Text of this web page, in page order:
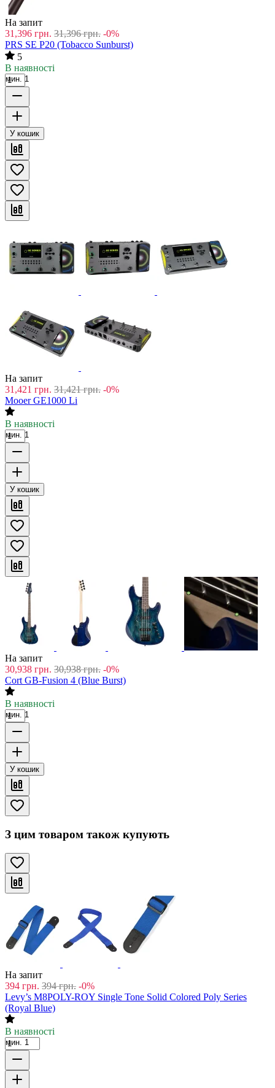
На запит
31,396 грн. 31,396 грн. -0%
PRS SE P20 (Tobacco Sunburst)
5
В наявності
мин. 1
У кошик
На запит
31,421 грн. 31,421 грн. -0%
Mooer GE1000 Li
В наявності
мин. 1
У кошик
На запит
30,938 грн. 30,938 грн. -0%
Cort GB-Fusion 4 (Blue Burst)
В наявності
мин. 1
У кошик
З цим товаром також купують
На запит
394 грн. 394 грн. -0%
Levy’s M8POLY-ROY Single Tone Solid Colored Poly Series
(Royal Blue)
В наявності
мин. 1